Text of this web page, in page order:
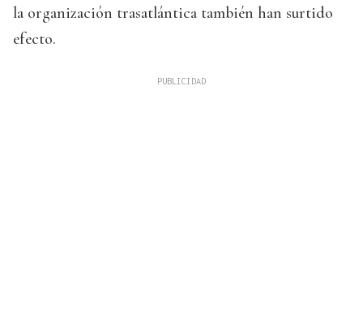
la organización trasatlántica también han surtido
efecto.